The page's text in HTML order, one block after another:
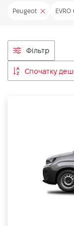
Peugeot EVRO
Фільтр
Спочатку